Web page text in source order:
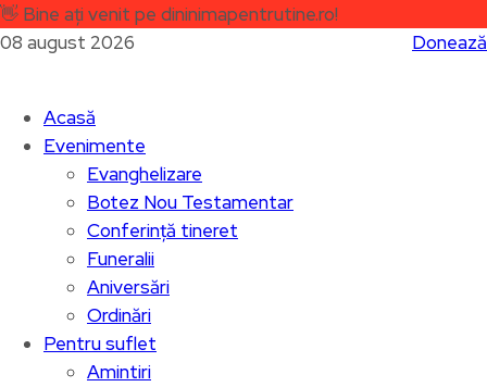
👋 Bine ați venit pe dininimapentrutine.ro!
08 august 2026
Donează
Acasă
Evenimente
Evanghelizare
Botez Nou Testamentar
Conferință tineret
Funeralii
Aniversări
Ordinări
Pentru suflet
Amintiri